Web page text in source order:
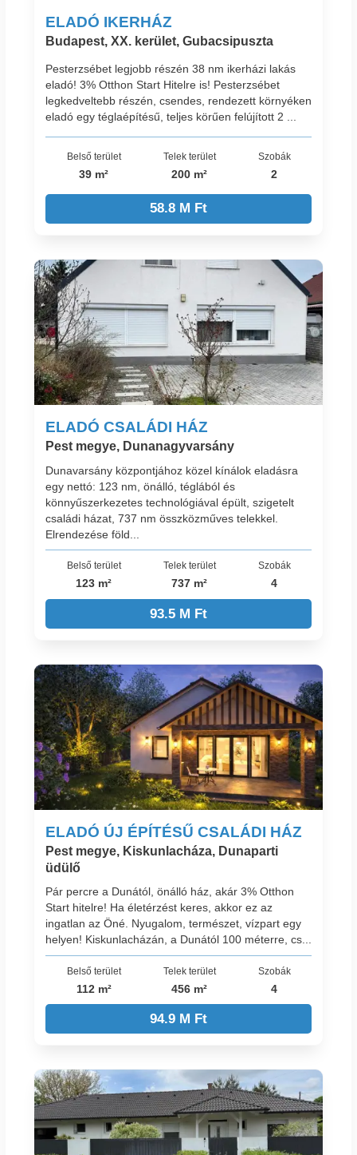
ELADÓ IKERHÁZ
Budapest, XX. kerület, Gubacsipuszta
Pesterzsébet legjobb részén 38 nm ikerházi lakás
eladó! 3% Otthon Start Hitelre is! Pesterzsébet
legkedveltebb részén, csendes, rendezett környéken
eladó egy téglaépítésű, teljes körűen felújított 2 ...
Belső terület
39 m²
Telek terület
200 m²
Szobák
2
58.8 M Ft
ELADÓ CSALÁDI HÁZ
Pest megye, Dunanagyvarsány
Dunavarsány központjához közel kínálok eladásra
egy nettó: 123 nm, önálló, téglából és
könnyűszerkezetes technológiával épült, szigetelt
családi házat, 737 nm összközműves telekkel.
Elrendezése föld...
Belső terület
123 m²
Telek terület
737 m²
Szobák
4
93.5 M Ft
ELADÓ ÚJ ÉPÍTÉSŰ CSALÁDI HÁZ
Pest megye, Kiskunlacháza, Dunaparti
üdülő
Pár percre a Dunától, önálló ház, akár 3% Otthon
Start hitelre! Ha életérzést keres, akkor ez az
ingatlan az Öné. Nyugalom, természet, vízpart egy
helyen! Kiskunlacházán, a Dunától 100 méterre, cs...
Belső terület
112 m²
Telek terület
456 m²
Szobák
4
94.9 M Ft